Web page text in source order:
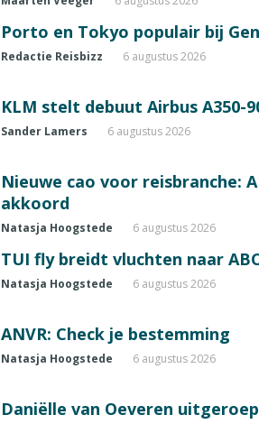
Porto en Tokyo populair bij
Redactie Reisbizz 6 augustus 2026
KLM stelt debuut Airbus A350-
Sander Lamers 6 augustus 2026
Nieuwe cao voor reisbranche:
akkoord
Natasja Hoogstede 6 augustus 2026
TUI fly breidt vluchten naar
Natasja Hoogstede 6 augustus 2026
ANVR: Check je bestemming
Natasja Hoogstede 6 augustus 2026
Daniëlle van Oeveren